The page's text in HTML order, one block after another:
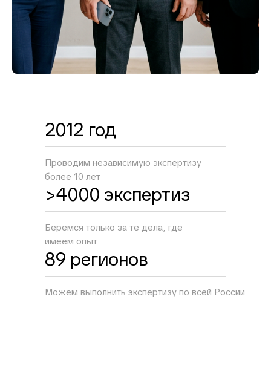
2012 год
Проводим независимую экспертизу
более 10 лет
>4000 экспертиз
Беремся только за те дела, где
имеем опыт
89 регионов
Можем выполнить экспертизу по всей России